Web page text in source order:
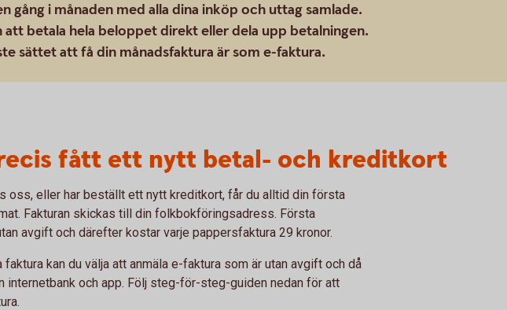
gång i månaden med alla dina inköp och uttag samlade.
att betala hela beloppet direkt eller dela upp betalningen.
sättet att få din månadsfaktura är som e-faktura.
fått ett nytt betal- och kreditkort
oss, eller har beställt ett nytt kreditkort, får du alltid din första
Fakturan skickas till din folkbokföringsadress. Första
avgift och därefter kostar varje pappersfaktura 29 kronor.
kan du välja att anmäla e-faktura som är utan avgift och då
internetbank och app. Följ steg-för-steg-guiden nedan för att